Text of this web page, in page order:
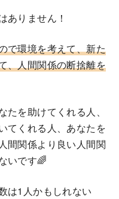
ありません！
で環境を考えて、新た
、人間関係の断捨離を
を助けてくれる人、
てくれる人、あなたを
間関係より良い人間関
いです🌈
は1人かもしれない